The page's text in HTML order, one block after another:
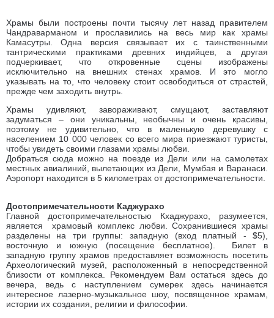
Храмы были построены почти тысячу лет назад правителем
Чандраварманом и прославились на весь мир как храмы
Камасутры. Одна версия связывает их с таинственными
тантрическими практиками древних индийцев, а другая
подчеркивает, что откровенные сцены изображены
исключительно на внешних стенах храмов. И это могло
указывать на то, что человеку стоит освободиться от страстей,
прежде чем заходить внутрь.
Храмы удивляют, завораживают, смущают, заставляют
задуматься – они уникальны, необычны и очень красивы,
поэтому не удивительно, что в маленькую деревушку с
населением 10 000 человек со всего мира приезжают туристы,
чтобы увидеть своими глазами храмы любви.
Добраться сюда можно на поезде из Дели или на самолетах
местных авиалиний, вылетающих из Дели, Мумбая и Варанаси.
Аэропорт находится в 5 километрах от достопримечательности.
Достопримечательности Каджурахо
Главной достопримечательностью Кхаджурахо, разумеется,
является храмовый комплекс любви. Сохранившиеся храмы
разделены на три группы: западную (вход платный - $5),
восточную и южную (посещение бесплатное). Билет в
западную группу храмов предоставляет возможность посетить
Археологический музей, расположенный в непосредственной
близости от комплекса. Рекомендуем Вам остаться здесь до
вечера, ведь с наступлением сумерек здесь начинается
интересное лазерно-музыкальное шоу, посвященное храмам,
истории их создания, религии и философии.